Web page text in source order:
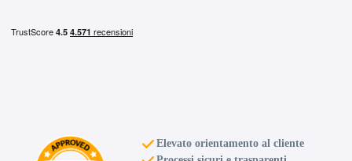
ET-10 6x139.7
ET15 6x114.3
Elevato orientamento al cliente